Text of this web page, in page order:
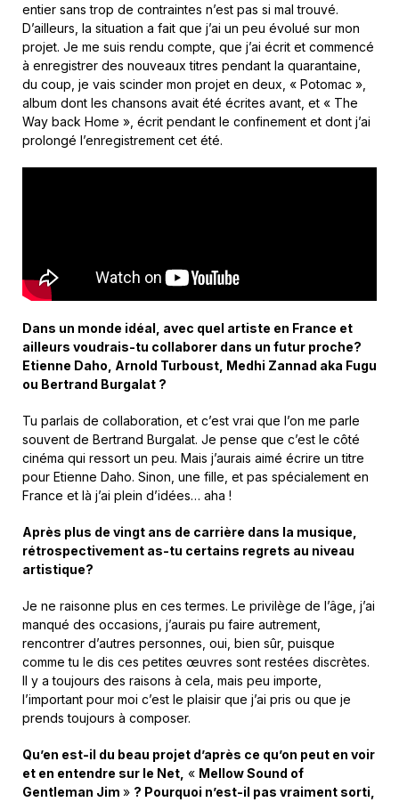
entier sans trop de contraintes n’est pas si mal trouvé.
D’ailleurs, la situation a fait que j’ai un peu évolué sur mon
projet. Je me suis rendu compte, que j’ai écrit et commencé
à enregistrer des nouveaux titres pendant la quarantaine,
du coup, je vais scinder mon projet en deux, « Potomac »,
album dont les chansons avait été écrites avant, et « The
Way back Home », écrit pendant le confinement et dont j’ai
prolongé l’enregistrement cet été.
Dans un monde idéal, avec quel artiste en France et
ailleurs voudrais-tu collaborer dans un futur proche?
Etienne Daho, Arnold Turboust, Medhi Zannad aka Fugu
ou Bertrand Burgalat ?
Tu parlais de collaboration, et c’est vrai que l’on me parle
souvent de Bertrand Burgalat. Je pense que c’est le côté
cinéma qui ressort un peu. Mais j’aurais aimé écrire un titre
pour Etienne Daho. Sinon, une fille, et pas spécialement en
France et là j’ai plein d’idées… aha !
Après plus de vingt ans de carrière dans la musique,
rétrospectivement as-tu certains regrets au niveau
artistique?
Je ne raisonne plus en ces termes. Le privilège de l’âge, j’ai
manqué des occasions, j’aurais pu faire autrement,
rencontrer d’autres personnes, oui, bien sûr, puisque
comme tu le dis ces petites œuvres sont restées discrètes.
Il y a toujours des raisons à cela, mais peu importe,
l’important pour moi c’est le plaisir que j’ai pris ou que je
prends toujours à composer.
Qu’en est-il du beau projet d’après ce qu’on peut en voir
et en entendre sur le Net, « Mellow Sound of
Gentleman Jim » ? Pourquoi n’est-il pas vraiment sorti,